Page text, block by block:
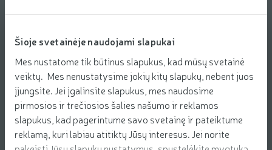
Šioje svetainėje naudojami slapukai
Mes nustatome tik būtinus slapukus, kad mūsų svetainė
veiktų. Mes nenustatysime jokių kitų slapukų, nebent juos
įjungsite. Jei įgalinsite slapukus, mes naudosime
pirmosios ir trečiosios šalies našumo ir reklamos
slapukus, kad pagerintume savo svetainę ir pateiktume
reklamą, kuri labiau atitiktų Jūsų interesus. Jei norite